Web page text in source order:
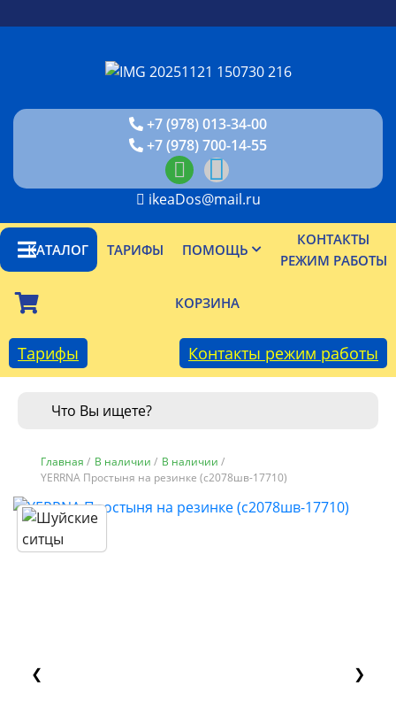
+7 (978) 013-34-00
+7 (978) 700-14-55
ikeaDos@mail.ru
КАТАЛОГ ТАРИФЫ ПОМОЩЬ
КОНТАКТЫ
РЕЖИМ РАБОТЫ
КОРЗИНА
Тарифы Контакты режим работы
Главная / В наличии / В наличии /
YERRNA Простыня на резинке (с2078шв-17710)
❮ ❯